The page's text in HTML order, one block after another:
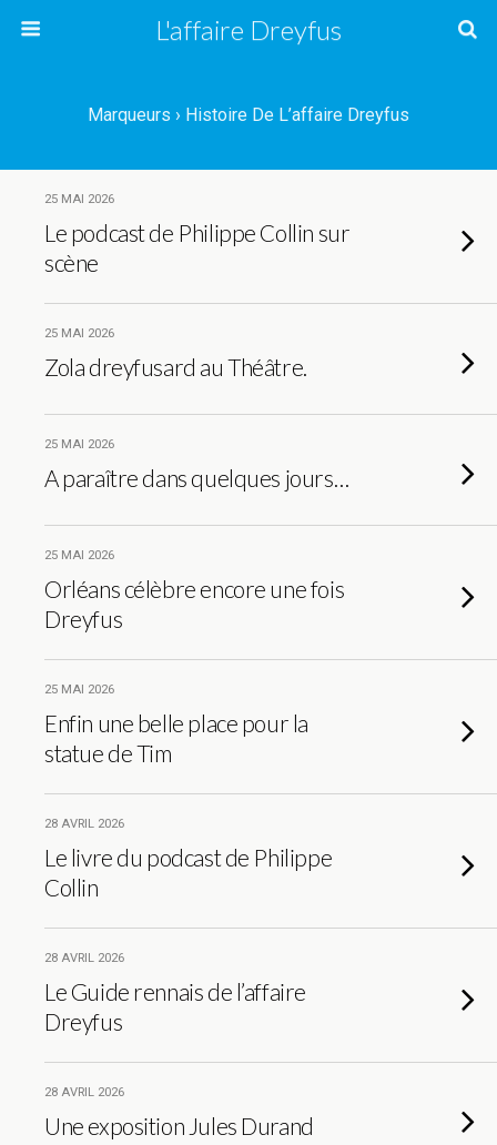
L'affaire Dreyfus
Marqueurs › Histoire De L’affaire Dreyfus
25 MAI 2026
Le podcast de Philippe Collin sur
scène
25 MAI 2026
Zola dreyfusard au Théâtre.
25 MAI 2026
A paraître dans quelques jours…
25 MAI 2026
Orléans célèbre encore une fois
Dreyfus
25 MAI 2026
Enfin une belle place pour la
statue de Tim
28 AVRIL 2026
Le livre du podcast de Philippe
Collin
28 AVRIL 2026
Le Guide rennais de l’affaire
Dreyfus
28 AVRIL 2026
Une exposition Jules Durand